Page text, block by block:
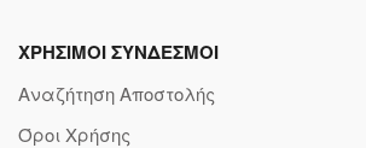
ΧΡΗΣΙΜΟΙ ΣΥΝΔΕΣΜΟΙ
Αναζήτηση Αποστολής
Όροι Χρήσης